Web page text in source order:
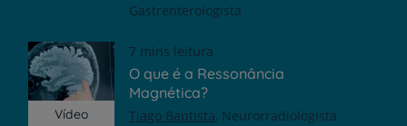
Gastrenterologista
Vídeo
7 mins leitura
O que é a Ressonância
Magnética?
Tiago Baptista Neurorradiologista